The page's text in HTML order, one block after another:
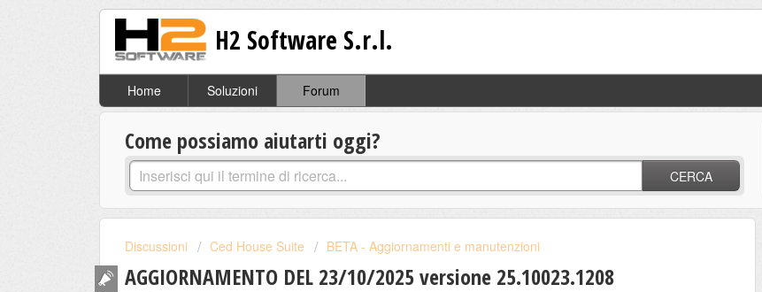
H2 Software S.r.l.
Home Soluzioni Forum
Come possiamo aiutarti oggi?
CERCA
Discussioni Ced House Suite BETA - Aggiornamenti e manutenzioni
AGGIORNAMENTO DEL 23/10/2025 versione 25.10023.1208